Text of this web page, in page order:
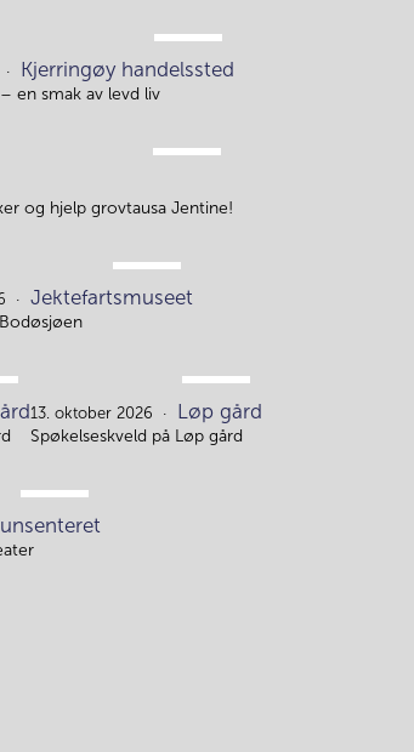
8.
Kjerringøy handelssted
en smak av levd liv
og hjelp grovtausa Jentine!
30.
Jektefartsmuseet
13.
13. oktober 2026 Løp gård
Spøkelseskveld på Løp gård
16.